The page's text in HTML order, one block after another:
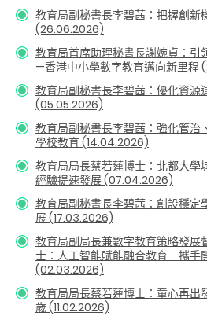
教育局副秘書長李碧茜：把握創
(26.06.2026)
教育局首席助理秘書長謝婉貞：
—香港中小學數字教育邁向新里程
教育局副秘書長李碧茜：優化資源
(05.05.2026)
教育局副秘書長李碧茜：強化管治
學校教育 (14.04.2026)
教育局局長蔡若蓮博士：北都大
經驗提速發展(07.04.2026)
教育局副秘書長李碧茜：創設穩
展 (17.03.2026)
教育局副局長兼數字教育策略發展
士：人工智能賦能融合教育 攜手
(02.03.2026)
教育局局長蔡若蓮博士：童心再
歲 (11.02.2026)